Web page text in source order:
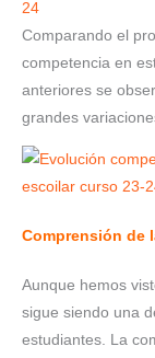
Comparando el
competencia en
anteriores se
grandes
Comprensión de
Aunque hemos
sigue siendo una
estudiantes. La